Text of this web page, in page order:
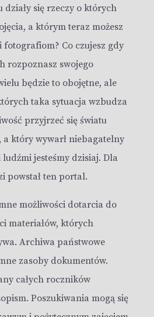
się rzeczy o których
a którym teraz możesz
fotografiom? Co czujesz gdy
rozpoznasz swojego
będzie to obojętne, ale
taka sytuacja wzbudza
przyjrzeć się światu
a który wywarł niebagatelny
jesteśmy dzisiaj. Dla
powstał ten portal.
możliwości dotarcia do
materiałów, których
Archiwa państwowe
zasoby dokumentów.
całych roczników
Poszukiwania mogą się